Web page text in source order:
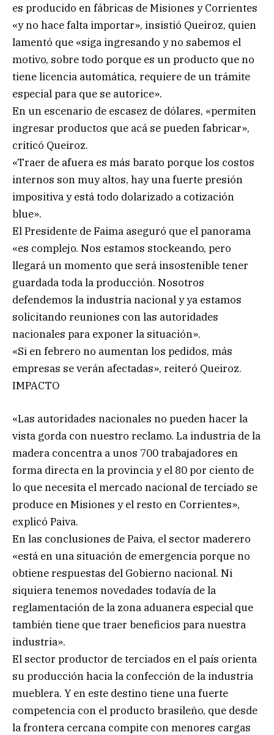
es producido en fábricas de Misiones y Corrientes
«y no hace falta importar», insistió Queiroz, quien
lamentó que «siga ingresando y no sabemos el
motivo, sobre todo porque es un producto que no
tiene licencia automática, requiere de un trámite
especial para que se autorice».
En un escenario de escasez de dólares, «permiten
ingresar productos que acá se pueden fabricar»,
criticó Queiroz.
«Traer de afuera es más barato porque los costos
internos son muy altos, hay una fuerte presión
impositiva y está todo dolarizado a cotización
blue».
El Presidente de Faima aseguró que el panorama
«es complejo. Nos estamos stockeando, pero
llegará un momento que será insostenible tener
guardada toda la producción. Nosotros
defendemos la industria nacional y ya estamos
solicitando reuniones con las autoridades
nacionales para exponer la situación».
«Si en febrero no aumentan los pedidos, más
empresas se verán afectadas», reiteró Queiroz.
IMPACTO
«Las autoridades nacionales no pueden hacer la
vista gorda con nuestro reclamo. La industria de la
madera concentra a unos 700 trabajadores en
forma directa en la provincia y el 80 por ciento de
lo que necesita el mercado nacional de terciado se
produce en Misiones y el resto en Corrientes»,
explicó Paiva.
En las conclusiones de Paiva, el sector maderero
«está en una situación de emergencia porque no
obtiene respuestas del Gobierno nacional. Ni
siquiera tenemos novedades todavía de la
reglamentación de la zona aduanera especial que
también tiene que traer beneficios para nuestra
industria».
El sector productor de terciados en el país orienta
su producción hacia la confección de la industria
mueblera. Y en este destino tiene una fuerte
competencia con el producto brasileño, que desde
la frontera cercana compite con menores cargas